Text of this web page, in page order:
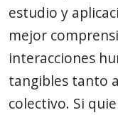
estudio y
mejor
interacciones
tangibles tanto
colectivo. Si